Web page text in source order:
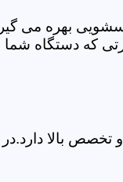
بهره می
دستگاه شما
بالا دارد.در